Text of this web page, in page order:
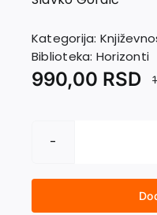
EU PROJEKTI
Kontakt
Kategorija:
Biblioteka: Horizonti
990,00 RSD